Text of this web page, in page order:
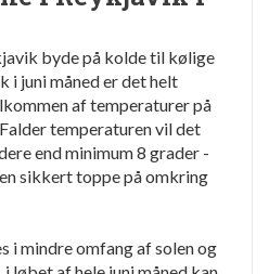
byde på kolde til kølige
i juni måned er det helt
af temperaturer på
temperaturen vil det
end minimum 8 grader -
sikkert toppe på omkring
i mindre omfang af solen og